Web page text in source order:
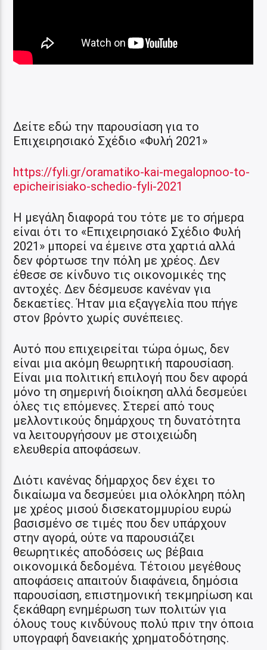
Δείτε εδώ την παρουσίαση για το
Επιχειρησιακό Σχέδιο «Φυλή 2021»
https://fyli.gr/oramatiko-kai-megalopnoo-to-
epicheirisiako-schedio-fyli-2021
Η μεγάλη διαφορά του τότε με το σήμερα
είναι ότι το «Επιχειρησιακό Σχέδιο Φυλή
2021» μπορεί να έμεινε στα χαρτιά αλλά
δεν φόρτωσε την πόλη με χρέος. Δεν
έθεσε σε κίνδυνο τις οικονομικές της
αντοχές. Δεν δέσμευσε κανέναν για
δεκαετίες. Ήταν μια εξαγγελία που πήγε
στον βρόντο χωρίς συνέπειες.
Αυτό που επιχειρείται τώρα όμως, δεν
είναι μια ακόμη θεωρητική παρουσίαση.
Είναι μια πολιτική επιλογή που δεν αφορά
μόνο τη σημερινή διοίκηση αλλά δεσμεύει
όλες τις επόμενες. Στερεί από τους
μελλοντικούς δημάρχους τη δυνατότητα
να λειτουργήσουν με στοιχειώδη
ελευθερία αποφάσεων.
Διότι κανένας δήμαρχος δεν έχει το
δικαίωμα να δεσμεύει μια ολόκληρη πόλη
με χρέος μισού δισεκατομμυρίου ευρώ
βασισμένο σε τιμές που δεν υπάρχουν
στην αγορά, ούτε να παρουσιάζει
θεωρητικές αποδόσεις ως βέβαια
οικονομικά δεδομένα. Τέτοιου μεγέθους
αποφάσεις απαιτούν διαφάνεια, δημόσια
παρουσίαση, επιστημονική τεκμηρίωση και
ξεκάθαρη ενημέρωση των πολιτών για
όλους τους κινδύνους πολύ πριν την όποια
υπογραφή δανειακής χρηματοδότησης.